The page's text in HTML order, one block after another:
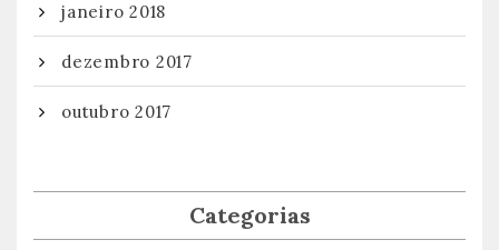
janeiro 2018
dezembro 2017
outubro 2017
Categorias